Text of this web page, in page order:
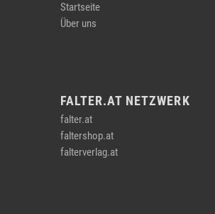
Startseite
Über uns
FALTER.AT NETZWERK
falter.at
faltershop.at
falterverlag.at